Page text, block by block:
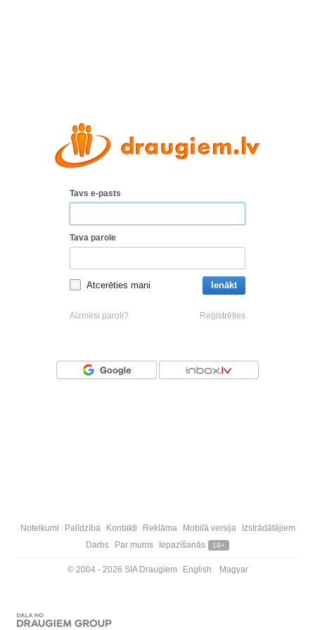
Tavs e-pasts
Tava parole
Atcerēties mani Ienākt
Aizmirsi paroli? Reģistrēties
Noteikumi Palīdzība Kontakti Reklāma Mobilā versija
Izstrādātājiem
Darbs
Par mums Iepazīšanās 18+
© 2004 - 2026 SIA Draugiem English Magyar